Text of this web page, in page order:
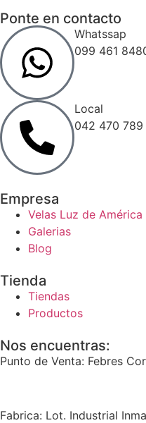
Ponte en contacto
Whatssap
099 461
Local
042 470 789
Empresa
Velas Luz de América
Galerias
Blog
Tienda
Tiendas
Productos
Nos encuentras:
Punto de Venta: Febres
Fabrica: Lot. Industrial